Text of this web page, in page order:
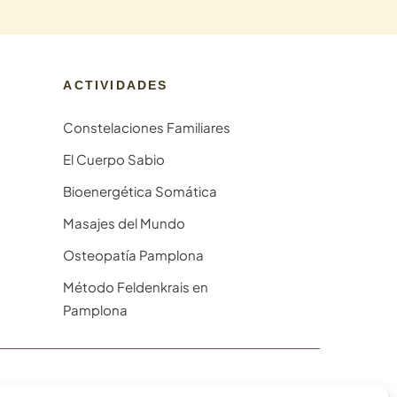
ACTIVIDADES
Constelaciones Familiares
El Cuerpo Sabio
Bioenergética Somática
Masajes del Mundo
Osteopatía Pamplona
Método Feldenkrais en
Pamplona